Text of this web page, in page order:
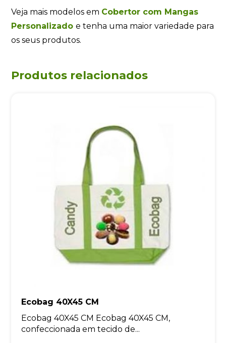
Veja mais modelos em Cobertor com Mangas
Personalizadoe tenha uma maior variedade para
os seus produtos.
Produtos relacionados
Ecobag 40X45 CM
Ecobag 40X45 CM Ecobag 40X45 CM,
confeccionada em tecido de...